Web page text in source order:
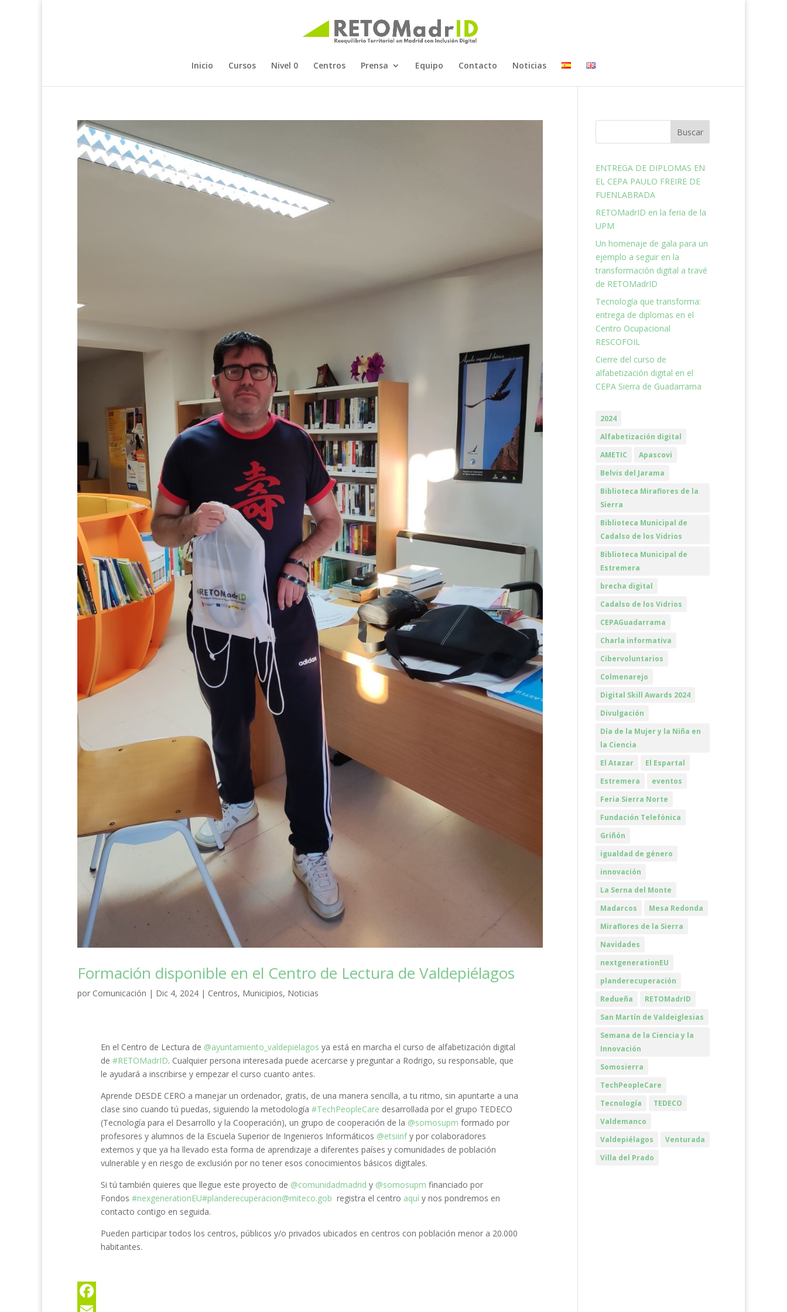
Inicio Cursos Nivel 0 Centros Prensa Equipo Contacto Noticias
Formación disponible en el Centro de Lectura de Valdepiélagos
por Comunicación | Dic 4, 2024 | Centros, Municipios, Noticias
En el Centro de Lectura de @ayuntamiento_valdepielagos ya está en marcha el curso de alfabetización digital
de #RETOMadrID. Cualquier persona interesada puede acercarse y preguntar a Rodrigo, su responsable, que
le ayudará a inscribirse y empezar el curso cuanto antes.
Aprende DESDE CERO a manejar un ordenador, gratis, de una manera sencilla, a tu ritmo, sin apuntarte a una
clase sino cuando tú puedas, siguiendo la metodología #TechPeopleCare desarrollada por el grupo TEDECO
(Tecnología para el Desarrollo y la Cooperación), un grupo de cooperación de la @somosupm formado por
profesores y alumnos de la Escuela Superior de Ingenieros Informáticos @etsiinfy por colaboradores
externos y que ya ha llevado esta forma de aprendizaje a diferentes países y comunidades de población
vulnerable y en riesgo de exclusión por no tener esos conocimientos básicos digitales.
Si tú también quieres que llegue este proyecto de @comunidadmadrid y @somosupm financiado por
Fondos #nexgenerationEU#planderecuperacion@miteco.gob registra el centro aquí y nos pondremos en
contacto contigo en seguida.
Pueden participar todos los centros, públicos y/o privados ubicados en centros con población menor a 20.000
habitantes.
F
Buscar
ENTREGA DE DIPLOMAS EN
EL CEPA PAULO FREIRE DE
FUENLABRADA
RETOMadrID en la feria de la
UPM
Un homenaje de gala para un
ejemplo a seguir en la
transformación digital a travé
de RETOMadrID
Tecnología que transforma:
entrega de diplomas en el
Centro Ocupacional
RESCOFOIL
Cierre del curso de
alfabetización digital en el
CEPA Sierra de Guadarrama
2024
Alfabetización digital
AMETIC
Apascovi
Belvis del Jarama
Biblioteca Miraflores de la
Sierra
Biblioteca Municipal de
Cadalso de los Vidrios
Biblioteca Municipal de
Estremera
brecha digital
Cadalso de los Vidrios
CEPAGuadarrama
Charla informativa
Cibervoluntarios
Colmenarejo
Digital Skill Awards 2024
Divulgación
Día de la Mujer y la Niña en
la Ciencia
El Atazar
El Espartal
Estremera
eventos
Feria Sierra Norte
Fundación Telefónica
Griñón
igualdad de género
innovación
La Serna del Monte
Madarcos
Mesa Redonda
Miraflores de la Sierra
Navidades
nextgenerationEU
planderecuperación
Redueña
RETOMadrID
San Martín de Valdeiglesias
Semana de la Ciencia y la
Innovación
Somosierra
TechPeopleCare
Tecnología
TEDECO
Valdemanco
Valdepiélagos
Venturada
Villa del Prado